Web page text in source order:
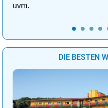
uvm.
DIE BESTEN